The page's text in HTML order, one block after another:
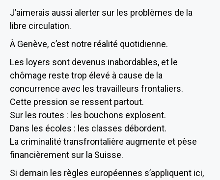
J’aimerais aussi alerter sur les problèmes de la
libre circulation.
À Genève, c’est notre réalité quotidienne.
Les loyers sont devenus inabordables, et le
chômage reste trop élevé à cause de la
concurrence avec les travailleurs frontaliers.
Cette pression se ressent partout.
Sur les routes : les bouchons explosent.
Dans les écoles : les classes débordent.
La criminalité transfrontalière augmente et pèse
financièrement sur la Suisse.
Si demain les règles européennes s’appliquent ici,